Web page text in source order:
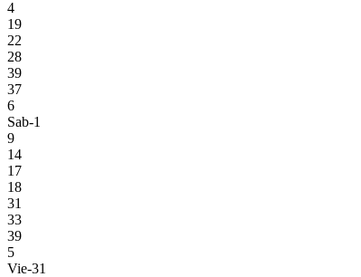
4
19
22
28
39
37
6
Sab-1
9
14
17
18
31
33
39
5
Vie-31